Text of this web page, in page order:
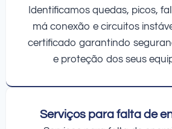
Identificamos quedas, picos,
má conexão e circuitos
certificado garantindo
e proteção dos seus
Serviços para falta de